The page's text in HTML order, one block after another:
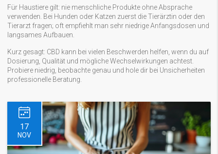
Für Haustiere gilt: nie menschliche Produkte ohne Absprache
verwenden. Bei Hunden oder Katzen zuerst die Tierärztin oder den
Tierarzt fragen; oft empfiehlt man sehr niedrige Anfangsdosen und
langsames Aufbauen.
Kurz gesagt: CBD kann bei vielen Beschwerden helfen, wenn du auf
Dosierung, Qualität und mögliche Wechselwirkungen achtest.
Probiere niedrig, beobachte genau und hole dir bei Unsicherheiten
professionelle Beratung.
17
NOV